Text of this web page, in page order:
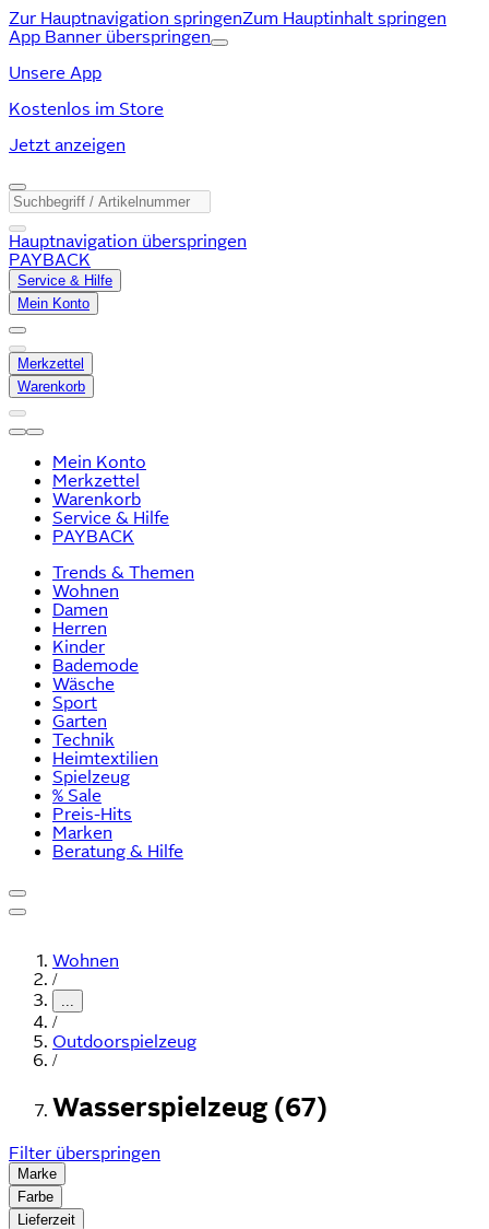
Zur Hauptnavigation springenZum Hauptinhalt springen
App Banner überspringen
Unsere App
Kostenlos im Store
Jetzt anzeigen
Hauptnavigation überspringen
PAYBACK
Service & Hilfe
Mein Konto
Merkzettel
Warenkorb
Mein Konto
Merkzettel
Warenkorb
Service & Hilfe
PAYBACK
Trends & Themen
Wohnen
Damen
Herren
Kinder
Bademode
Wäsche
Sport
Garten
Technik
Heimtextilien
Spielzeug
% Sale
Preis-Hits
Marken
Beratung & Hilfe
Wohnen
/
...
/
Outdoorspielzeug
/
Wasserspielzeug (67)
Filter überspringen
Marke
Farbe
Lieferzeit